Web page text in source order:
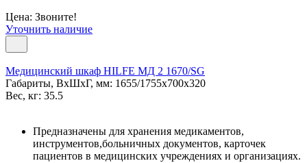
Цена: Звоните!
Уточнить наличие
Медицинский шкаф HILFE МД 2 1670/SG
Габариты, ВxШxГ, мм: 1655/1755x700x320
Вес, кг: 35.5
Предназначены для хранения медикаментов,
инструментов,больничных документов, карточек
пациентов в медицинских учреждениях и организациях.